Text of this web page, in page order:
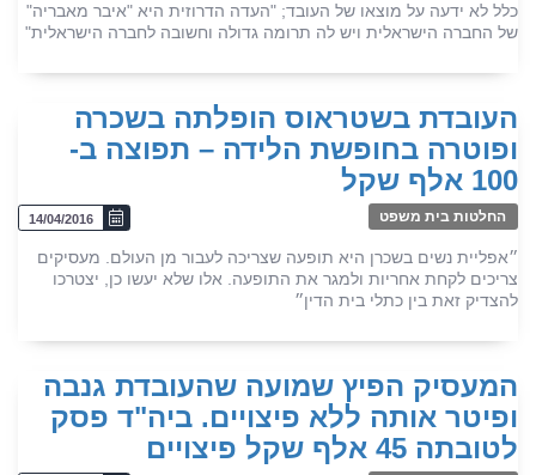
כלל לא ידעה על מוצאו של העובד; "העדה הדרוזית היא "איבר מאבריה"
של החברה הישראלית ויש לה תרומה גדולה וחשובה לחברה הישראלית"
העובדת בשטראוס הופלתה בשכרה
ופוטרה בחופשת הלידה – תפוצה ב-
100 אלף שקל
14/04/2016 החלטות בית משפט
״אפליית נשים בשכרן היא תופעה שצריכה לעבור מן העולם. מעסיקים
צריכים לקחת אחריות ולמגר את התופעה. אלו שלא יעשו כן, יצטרכו
להצדיק זאת בין כתלי בית הדין״
המעסיק הפיץ שמועה שהעובדת גנבה
ופיטר אותה ללא פיצויים. ביה"ד פסק
לטובתה 45 אלף שקל פיצויים